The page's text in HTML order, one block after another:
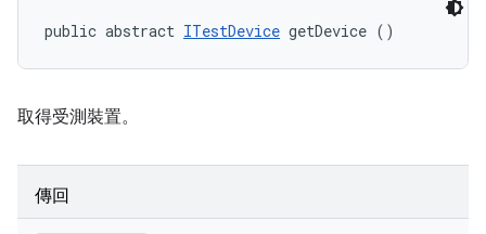
public abstract ITestDevice getDevice ()
取得受測裝置。
傳回